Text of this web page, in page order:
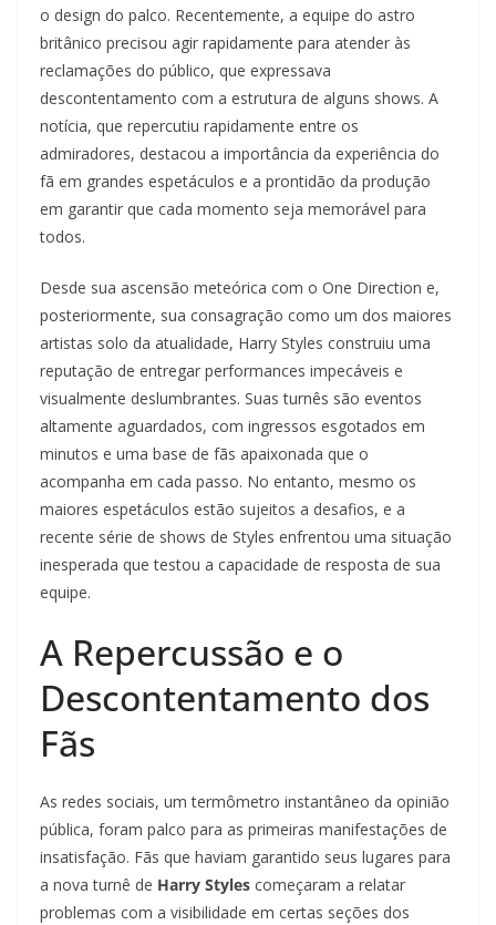
o design do palco. Recentemente, a equipe do astro
britânico precisou agir rapidamente para atender às
reclamações do público, que expressava
descontentamento com a estrutura de alguns shows. A
notícia, que repercutiu rapidamente entre os
admiradores, destacou a importância da experiência do
fã em grandes espetáculos e a prontidão da produção
em garantir que cada momento seja memorável para
todos.
Desde sua ascensão meteórica com o One Direction e,
posteriormente, sua consagração como um dos maiores
artistas solo da atualidade, Harry Styles construiu uma
reputação de entregar performances impecáveis e
visualmente deslumbrantes. Suas turnês são eventos
altamente aguardados, com ingressos esgotados em
minutos e uma base de fãs apaixonada que o
acompanha em cada passo. No entanto, mesmo os
maiores espetáculos estão sujeitos a desafios, e a
recente série de shows de Styles enfrentou uma situação
inesperada que testou a capacidade de resposta de sua
equipe.
A Repercussão e o
Descontentamento dos
Fãs
As redes sociais, um termômetro instantâneo da opinião
pública, foram palco para as primeiras manifestações de
insatisfação. Fãs que haviam garantido seus lugares para
a nova turnê de Harry Styles começaram a relatar
problemas com a visibilidade em certas seções dos